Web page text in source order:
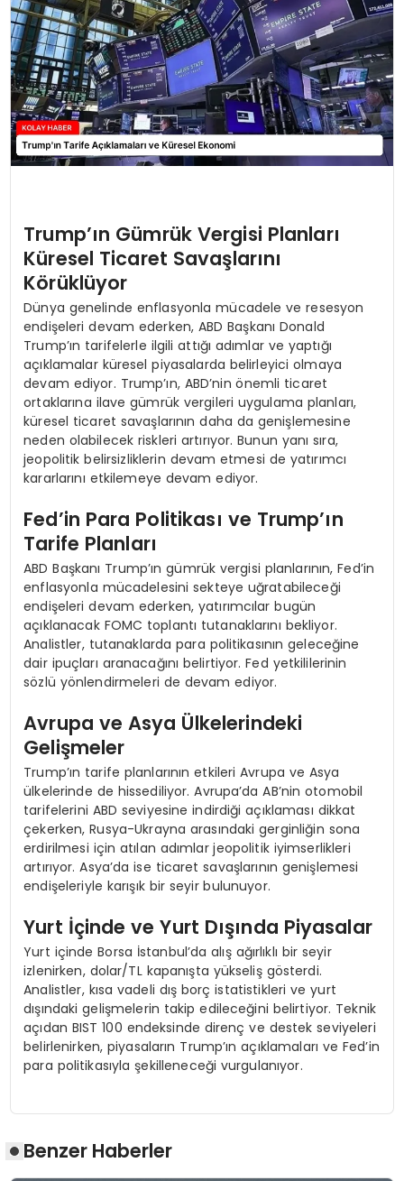
Trump’ın Gümrük Vergisi Planları
Küresel Ticaret Savaşlarını
Körüklüyor
Dünya genelinde enflasyonla mücadele ve resesyon
endişeleri devam ederken, ABD Başkanı Donald
Trump’ın tarifelerle ilgili attığı adımlar ve yaptığı
açıklamalar küresel piyasalarda belirleyici olmaya
devam ediyor. Trump’ın, ABD’nin önemli ticaret
ortaklarına ilave gümrük vergileri uygulama planları,
küresel ticaret savaşlarının daha da genişlemesine
neden olabilecek riskleri artırıyor. Bunun yanı sıra,
jeopolitik belirsizliklerin devam etmesi de yatırımcı
kararlarını etkilemeye devam ediyor.
Fed’in Para Politikası ve Trump’ın
Tarife Planları
ABD Başkanı Trump’ın gümrük vergisi planlarının, Fed’in
enflasyonla mücadelesini sekteye uğratabileceği
endişeleri devam ederken, yatırımcılar bugün
açıklanacak FOMC toplantı tutanaklarını bekliyor.
Analistler, tutanaklarda para politikasının geleceğine
dair ipuçları aranacağını belirtiyor. Fed yetkililerinin
sözlü yönlendirmeleri de devam ediyor.
Avrupa ve Asya Ülkelerindeki
Gelişmeler
Trump’ın tarife planlarının etkileri Avrupa ve Asya
ülkelerinde de hissediliyor. Avrupa’da AB’nin otomobil
tarifelerini ABD seviyesine indirdiği açıklaması dikkat
çekerken, Rusya-Ukrayna arasındaki gerginliğin sona
erdirilmesi için atılan adımlar jeopolitik iyimserlikleri
artırıyor. Asya’da ise ticaret savaşlarının genişlemesi
endişeleriyle karışık bir seyir bulunuyor.
Yurt İçinde ve Yurt Dışında Piyasalar
Yurt içinde Borsa İstanbul’da alış ağırlıklı bir seyir
izlenirken, dolar/TL kapanışta yükseliş gösterdi.
Analistler, kısa vadeli dış borç istatistikleri ve yurt
dışındaki gelişmelerin takip edileceğini belirtiyor. Teknik
açıdan BIST 100 endeksinde direnç ve destek seviyeleri
belirlenirken, piyasaların Trump’ın açıklamaları ve Fed’in
para politikasıyla şekilleneceği vurgulanıyor.
Benzer Haberler